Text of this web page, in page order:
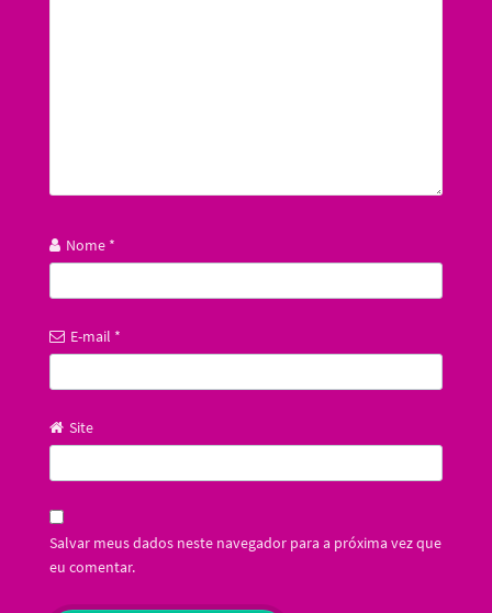
Nome *
E-mail *
Site
Salvar meus dados neste navegador para a próxima vez que
eu comentar.